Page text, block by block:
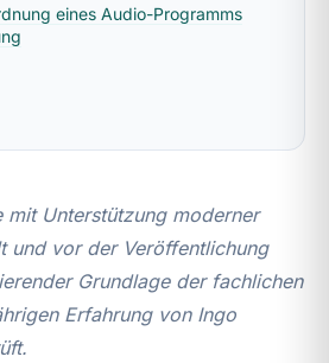
eines Audio-Programms
mit Unterstützung moderner
und vor der Veröffentlichung
Grundlage der fachlichen
Erfahrung von Ingo